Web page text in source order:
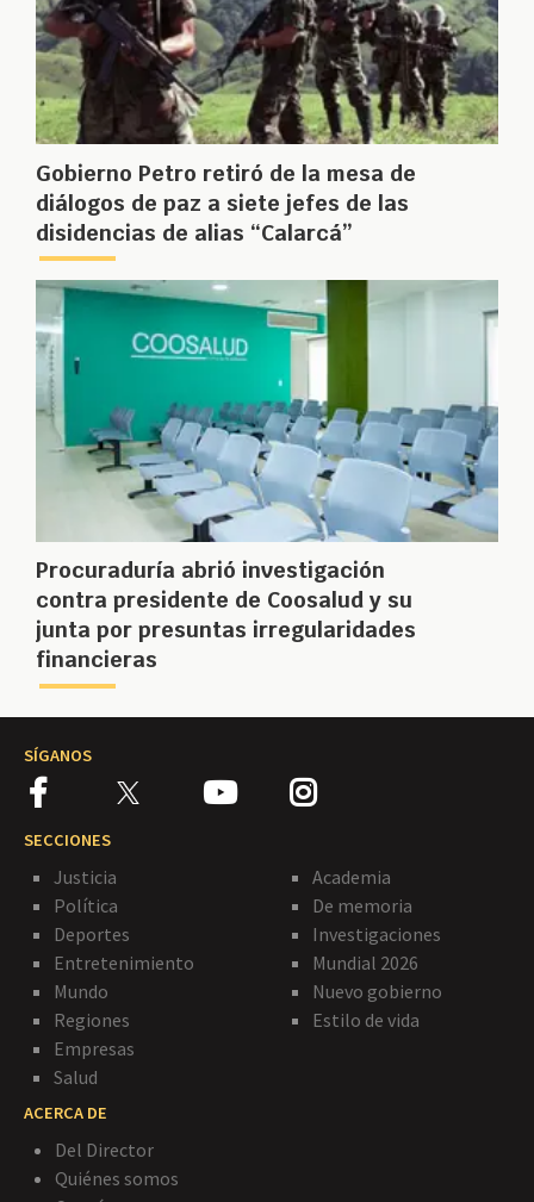
Gobierno Petro retiró de la mesa de
diálogos de paz a siete jefes de las
disidencias de alias “Calarcá”
Procuraduría abrió investigación
contra presidente de Coosalud y su
junta por presuntas irregularidades
financieras
SÍGANOS
SECCIONES
Justicia
Política
Deportes
Entretenimiento
Mundo
Regiones
Empresas
Salud
Academia
De memoria
Investigaciones
Mundial 2026
Nuevo gobierno
Estilo de vida
ACERCA DE
Del Director
Quiénes somos